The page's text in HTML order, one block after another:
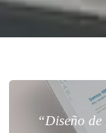
“Diseño de